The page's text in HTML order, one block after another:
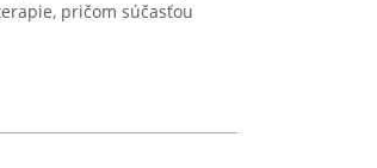
pričom súčasťou